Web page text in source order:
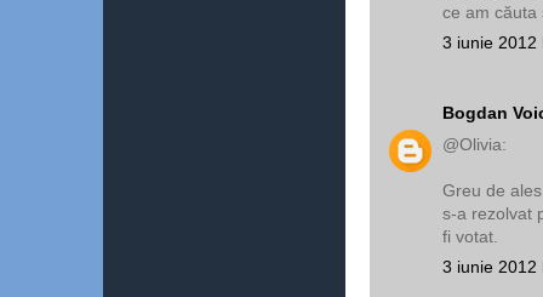
ce am căuta
3 iunie 2012
Bogdan
@Olivia:
Greu de
s-a rezolvat
fi votat.
3 iunie 2012